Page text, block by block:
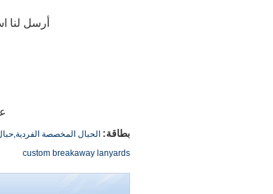
أرسل لنا
بطاقة: الحبال المخصصة
custom breakaway lanyards